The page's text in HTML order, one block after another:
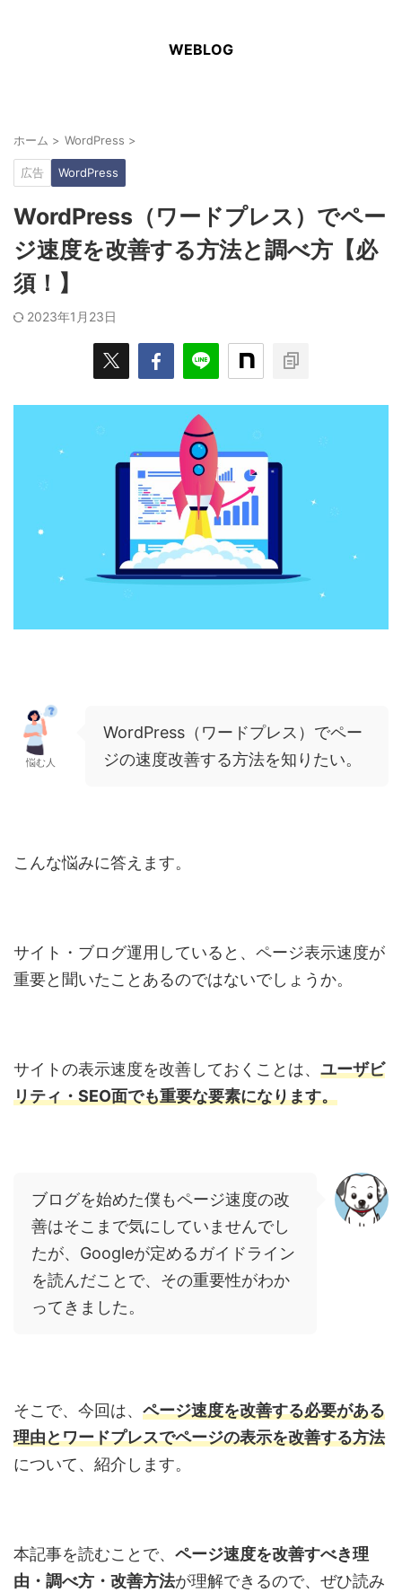
WEBLOG
ホーム > WordPress >
広告 WordPress
WordPress（ワードプレス）でペー
ジ速度を改善する方法と調べ方【必
須！】
2023年1月23日
悩む人
WordPress（ワードプレス）でペー
ジの速度改善する方法を知りたい。
こんな悩みに答えます。
サイト・ブログ運用していると、ページ表示速度が
重要と聞いたことあるのではないでしょうか。
サイトの表示速度を改善しておくことは、 ユーザビ
リティ・SEO面でも重要な要素になります。
ブログを始めた僕もページ速度の改
善はそこまで気にしていませんでし
たが、Googleが定めるガイドライン
を読んだことで、その重要性がわか
ってきました。
そこで、今回は、 ページ速度を改善する必要がある
理由とワードプレスでページの表示を改善する方法
について、紹介します。
本記事を読むことで、 ページ速度を改善すべき理
由・調べ方・改善方法が理解できるので、ぜひ読み